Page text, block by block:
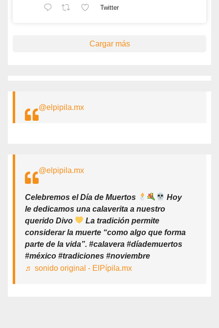
Twitter
Cargar más
@elpipila.mx
@elpipila.mx
Celebremos el Día de Muertos
Hoy
le dedicamos una calaverita a nuestro
querido Divo
La tradición permite
considerar la muerte “como algo que forma
parte de la vida”. #calavera #díademuertos
#méxico #tradiciones #noviembre
♬ sonido original - ElPípila.mx